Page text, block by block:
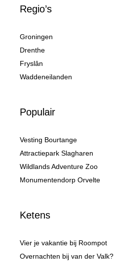
Regio’s
Groningen
Drenthe
Fryslân
Waddeneilanden
Populair
Vesting Bourtange
Attractiepark Slagharen
Wildlands Adventure Zoo
Monumentendorp Orvelte
Ketens
Vier je vakantie bij Roompot
Overnachten bij van der Valk?